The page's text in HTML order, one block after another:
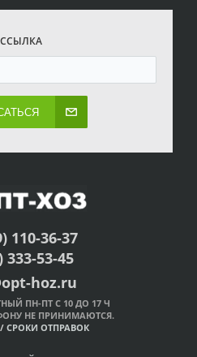
110-36-37
333-53-45
hoz.ru
ПН-ПТ С 10 ДО 17 Ч
НЕ ПРИНИМАЮТСЯ.
/ СРОКИ ОТПРАВОК